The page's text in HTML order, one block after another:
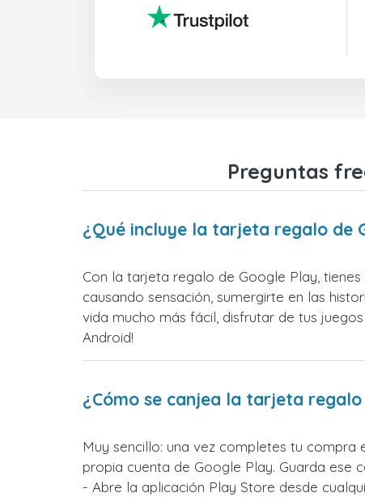
Preguntas
¿Qué incluye la tarjeta regalo de
Con la tarjeta regalo de Google Play,
causando sensación, sumergirte en las
vida mucho más fácil, disfrutar de tus
Android!
¿Cómo se canjea la tarjeta regalo
Muy sencillo: una vez completes tu
propia cuenta de Google Play. Guarda ese
- Abre la aplicación Play Store desde